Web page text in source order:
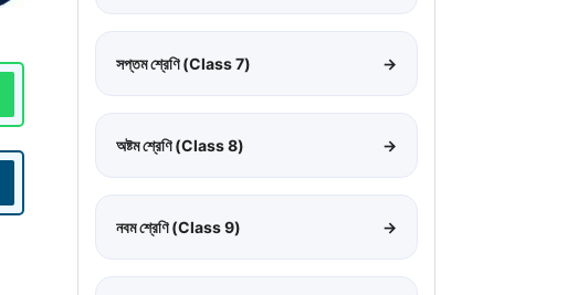
সপ্তম শ্রেণি (Class 7) →
অষ্টম শ্রেণি (Class 8) →
নবম শ্রেণি (Class 9) →